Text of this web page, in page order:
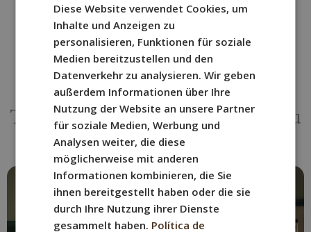
SONSTIGE ZIMMER
Buchen Sie das BYPILLOW
Twenty Zimmer, das am besten zu
Ihnen passt.
ENGLISH
GERMAN
Diese Website verwendet Cookies, um
Inhalte und Anzeigen zu
personalisieren, Funktionen für soziale
Medien bereitzustellen und den
Datenverkehr zu analysieren. Wir geben
außerdem Informationen über Ihre
Nutzung der Website an unsere Partner
für soziale Medien, Werbung und
Analysen weiter, die diese
möglicherweise mit anderen
Informationen kombinieren, die Sie
ihnen bereitgestellt haben oder die sie
durch Ihre Nutzung ihrer Dienste
gesammelt haben. Política de